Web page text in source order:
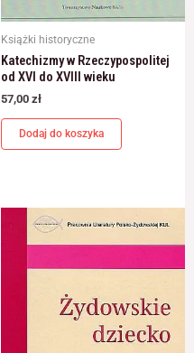
Książki historyczne
Katechizmy w Rzeczypospolitej
od XVI do XVIII wieku
57,00 zł
Dodaj do koszyka